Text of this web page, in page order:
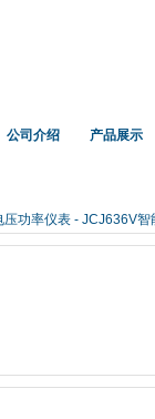
公司介绍 产品展示
压功率仪表- JCJ636V智